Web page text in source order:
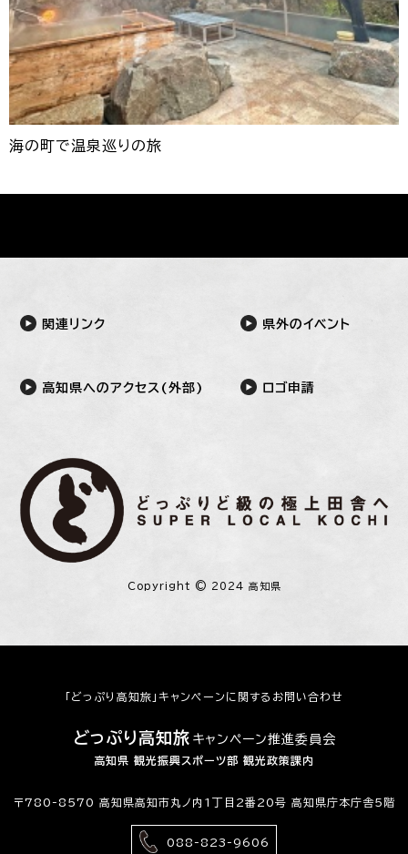
海の町で温泉巡りの旅
関連リンク 県外のイベント
高知県へのアクセス(外部) ロゴ申請
Copyright © 2024 高知県
「どっぷり高知旅」キャンペーンに関するお問い合わせ
どっぷり高知旅 キャンペーン推進委員会
高知県 観光振興スポーツ部 観光政策課内
〒780-8570 高知県高知市丸ノ内1丁目2番20号 高知県庁本庁舎5階
088-823-9606